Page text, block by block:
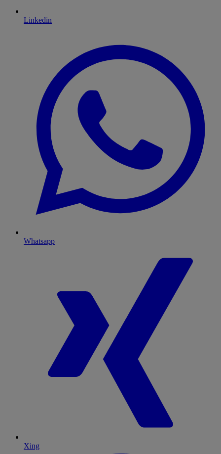
Linkedin
Whatsapp
Xing